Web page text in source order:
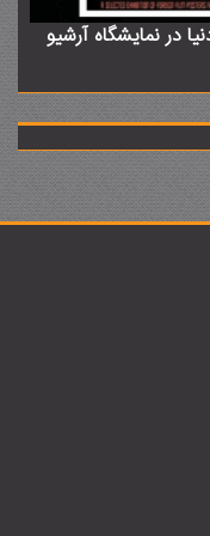
در نمایشگاه آرشیو